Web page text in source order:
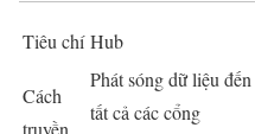
Tiêu chí Hub
Cách
Phát sóng dữ liệu đến
tất cả các cổng